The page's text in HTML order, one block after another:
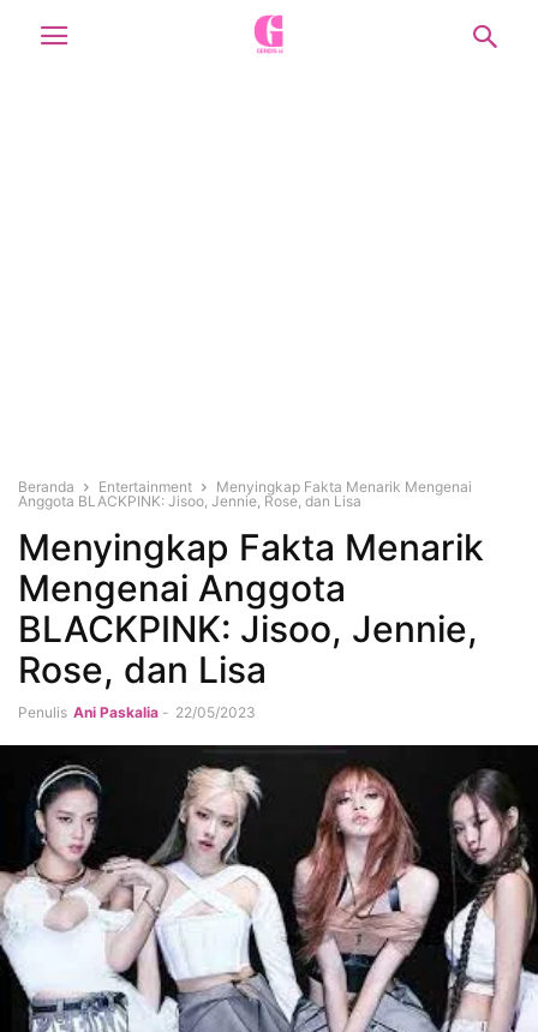
Beranda Entertainment
Menyingkap Fakta Menarik Mengenai
Anggota BLACKPINK: Jisoo, Jennie, Rose, dan Lisa
Menyingkap Fakta Menarik
Mengenai Anggota
BLACKPINK: Jisoo, Jennie,
Rose, dan Lisa
Penulis Ani Paskalia - 22/05/2023